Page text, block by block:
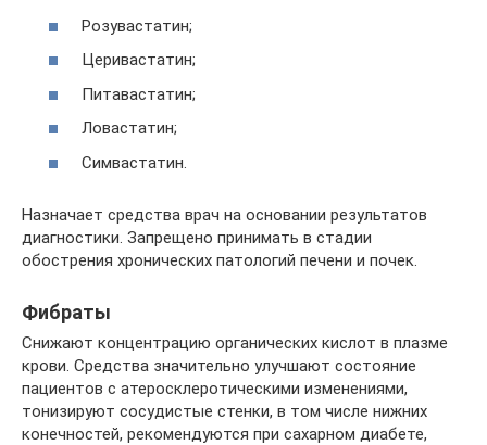
Розувастатин;
Церивастатин;
Питавастатин;
Ловастатин;
Симвастатин.
Назначает средства врач на основании результатов
диагностики. Запрещено принимать в стадии
обострения хронических патологий печени и почек.
Фибраты
Снижают концентрацию органических кислот в плазме
крови. Средства значительно улучшают состояние
пациентов с атеросклеротическими изменениями,
тонизируют сосудистые стенки, в том числе нижних
конечностей, рекомендуются при сахарном диабете,